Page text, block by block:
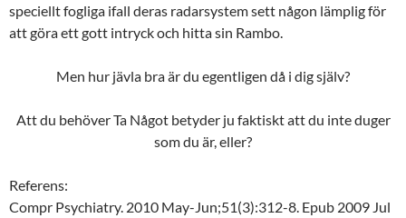
speciellt fogliga ifall deras radarsystem sett någon lämplig för
att göra ett gott intryck och hitta sin Rambo.
Men hur jävla bra är du egentligen då i dig själv?
Att du behöver Ta Något betyder ju faktiskt att du inte duger
som du är, eller?
Referens:
Compr Psychiatry. 2010 May-Jun;51(3):312-8. Epub 2009 Jul